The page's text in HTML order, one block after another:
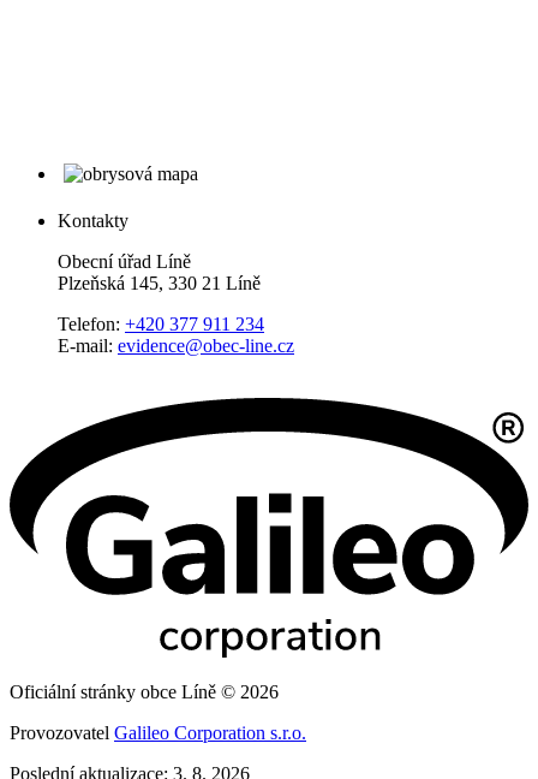
Kontakty
Obecní úřad Líně
Plzeňská 145, 330 21 Líně
Telefon: +420 377 911 234
E-mail: evidence@obec-line.cz
Oficiální stránky obce Líně © 2026
Provozovatel Galileo Corporation s.r.o.
Poslední aktualizace: 3. 8. 2026